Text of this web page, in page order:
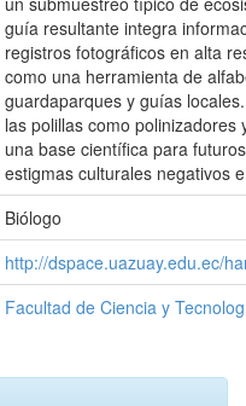
guía resultante integra
registros fotográficos en alta
como una herramienta de
guardaparques y guías
las polillas como
una base científica para
estigmas culturales negativos
Biólogo
http://dspace.uazuay.edu.ec/
Facultad de Ciencia y